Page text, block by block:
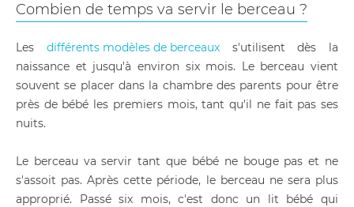
Combien de temps va servir le berceau ?
Les différents modèles de berceauxs'utilisent dès la
naissance et jusqu'à environ six mois. Le berceau vient
souvent se placer dans la chambre des parents pour être
près de bébé les premiers mois, tant qu'il ne fait pas ses
nuits.
Le berceau va servir tant que bébé ne bouge pas et ne
s'assoit pas. Après cette période, le berceau ne sera plus
approprié. Passé six mois, c'est donc un lit bébé qui